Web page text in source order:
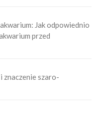
Jak odpowiednio
przed
znaczenie szaro-